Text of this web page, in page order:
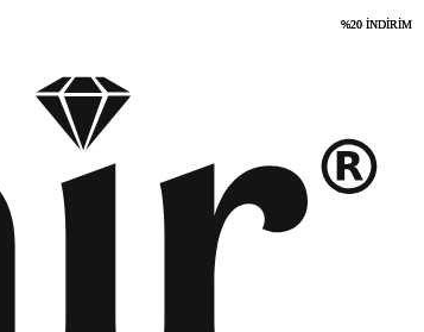
%20 İNDİRİM
%20 İNDİRİM